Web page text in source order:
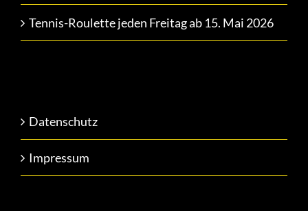
Tennis-Roulette jeden Freitag ab 15. Mai 2026
Datenschutz
Impressum